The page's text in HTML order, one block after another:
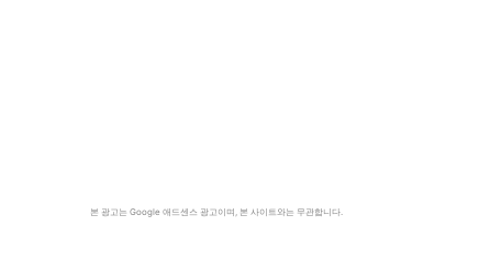
본 광고는 Google 애드센스 광고이며, 본 사이트와는 무관합니다.